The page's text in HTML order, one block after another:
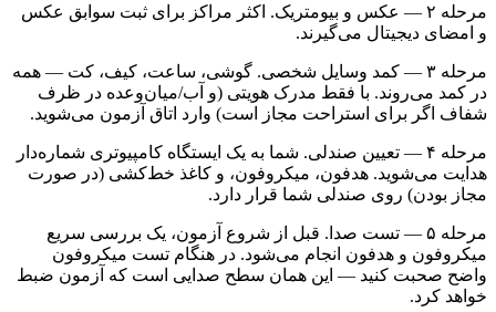
مرحله ۲ — عکس و بیومتریک. اکثر مراکز برای ثبت سوابق عکس
و امضای دیجیتال می‌گیرند.
مرحله ۳ — کمد وسایل شخصی. گوشی، ساعت، کیف، کت — همه
در کمد می‌روند. با فقط مدرک هویتی (و آب/میان‌وعده در ظرف
شفاف اگر برای استراحت مجاز است) وارد اتاق آزمون می‌شوید.
مرحله ۴ — تعیین صندلی. شما به یک ایستگاه کامپیوتری شماره‌دار
هدایت می‌شوید. هدفون، میکروفون، و کاغذ خط‌کشی (در صورت
مجاز بودن) روی صندلی شما قرار دارد.
مرحله ۵ — تست صدا. قبل از شروع آزمون، یک بررسی سریع
میکروفون و هدفون انجام می‌شود. در هنگام تست میکروفون
واضح صحبت کنید — این همان سطح صدایی است که آزمون ضبط
خواهد کرد.